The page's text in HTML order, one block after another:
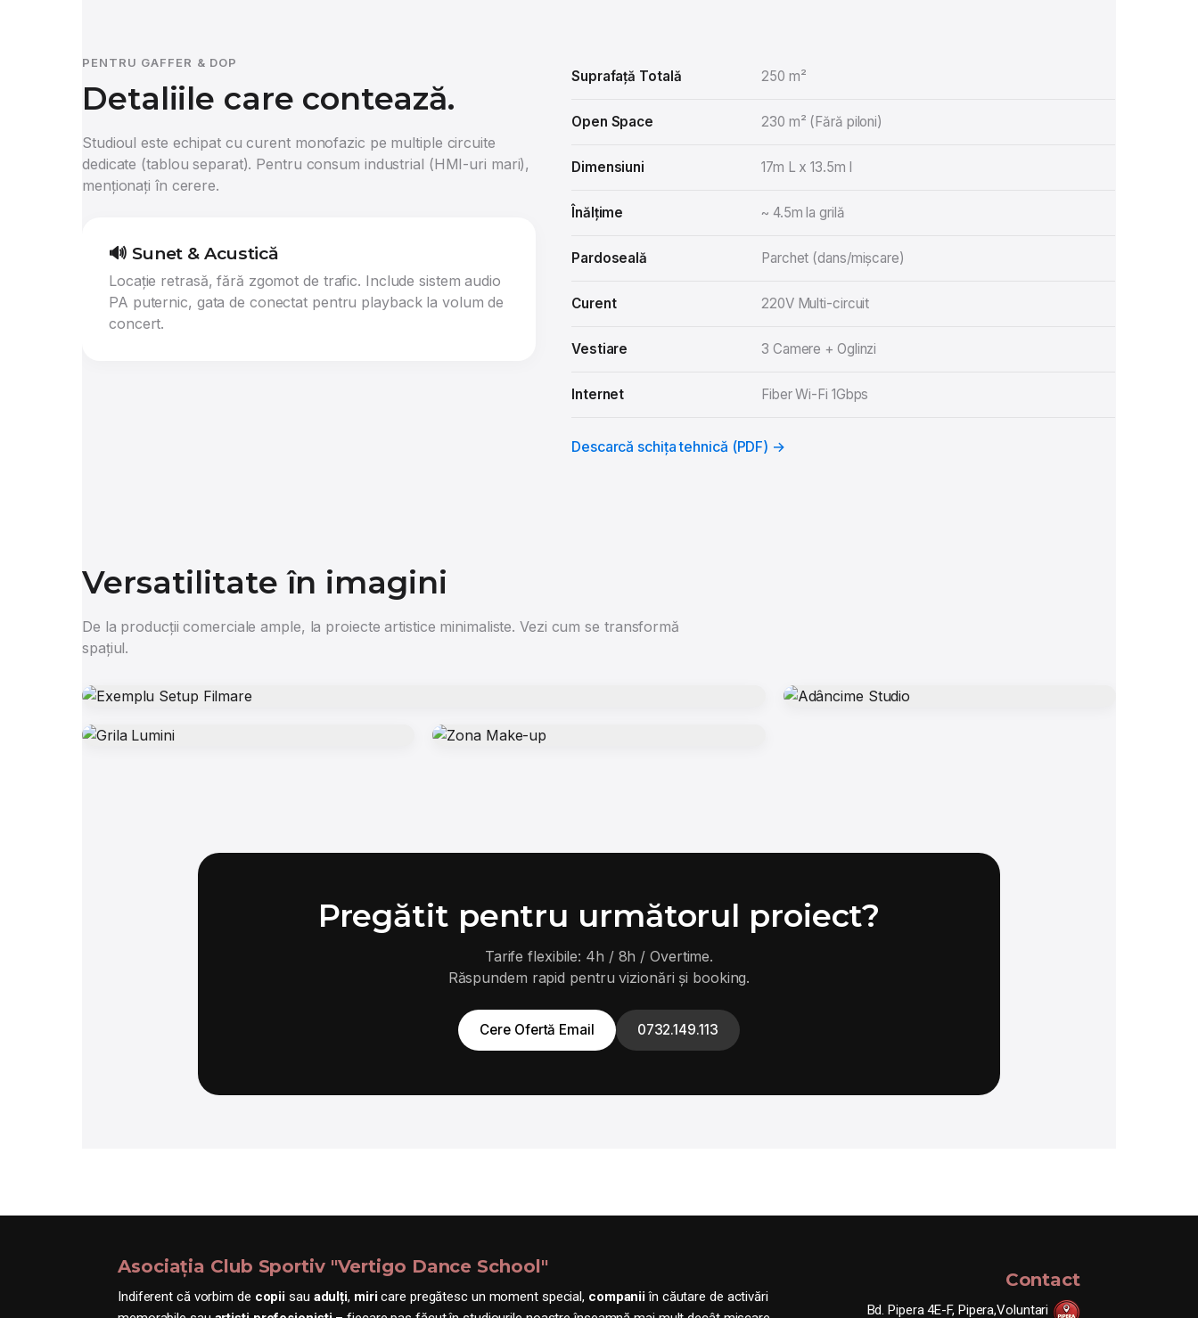
PENTRU GAFFER & DOP
Detaliile care contează.
Studioul este echipat cu curent monofazic pe multiple circuite
dedicate (tablou separat). Pentru consum industrial (HMI-uri mari),
menționați în cerere.
🔊 Sunet & Acustică
Locație retrasă, fără zgomot de trafic. Include sistem audio
PA puternic, gata de conectat pentru playback la volum de
concert.
Suprafață Totală 250 m²
Open Space 230 m² (Fără piloni)
Dimensiuni 17m L x 13.5m l
Înălțime ~ 4.5m la grilă
Pardoseală Parchet (dans/mișcare)
Curent 220V Multi-circuit
Vestiare 3 Camere + Oglinzi
Internet Fiber Wi-Fi 1Gbps
Descarcă schița tehnică (PDF) →
Versatilitate în imagini
De la producții comerciale ample, la proiecte artistice minimaliste. Vezi cum se transformă
spațiul.
Pregătit pentru următorul proiect?
Tarife flexibile: 4h / 8h / Overtime.
Răspundem rapid pentru vizionări și booking.
Cere Ofertă Email 0732.149.113
Asociația Club Sportiv "Vertigo Dance School"
Indiferent că vorbim de copii sau adulți, miricare pregătesc un moment special, companiiîn căutare de activări
Contact
Bd. Pipera 4E-F, Pipera,Voluntari